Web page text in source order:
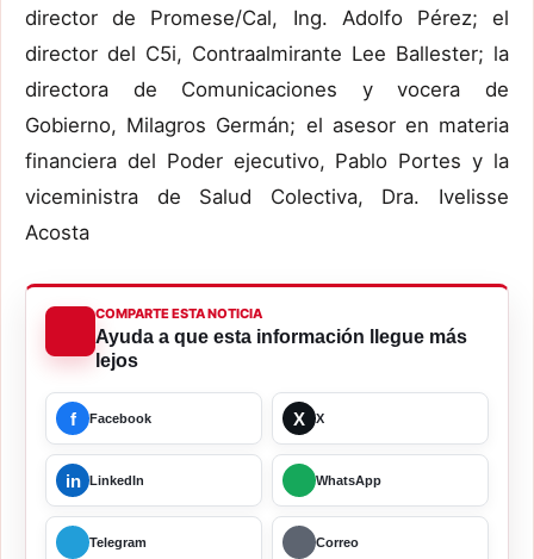
director de Promese/Cal, Ing. Adolfo Pérez; el
director del C5i, Contraalmirante Lee Ballester; la
directora de Comunicaciones y vocera de
Gobierno, Milagros Germán; el asesor en materia
financiera del Poder ejecutivo, Pablo Portes y la
viceministra de Salud Colectiva, Dra. Ivelisse
Acosta
COMPARTE ESTA NOTICIA
Ayuda a que esta información llegue más
lejos
f Facebook X X
in LinkedIn WhatsApp
Telegram Correo